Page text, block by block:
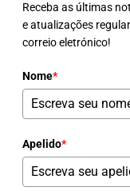
Receba as últimas
e atualizações
correio eletrónico!
Nome*
Apelido*